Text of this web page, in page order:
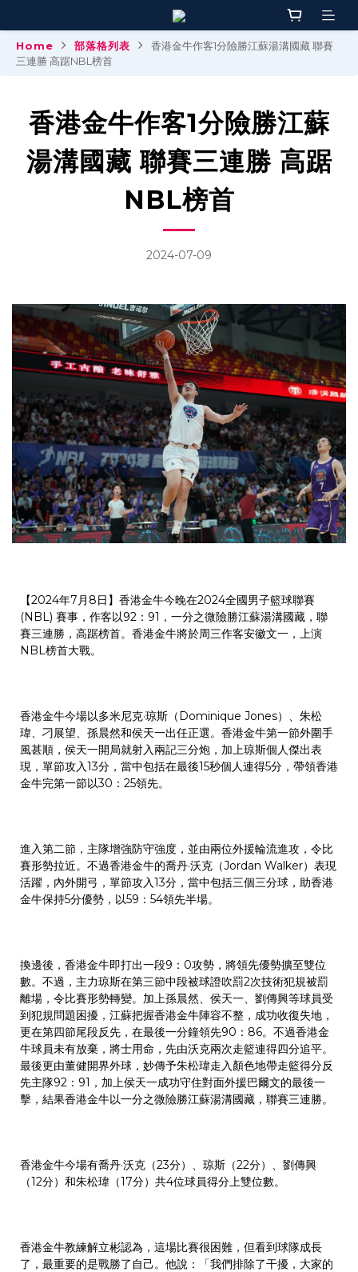
Home 部落格列表
香港金牛作客1分險勝江蘇湯溝國藏 聯賽
三連勝 高踞NBL榜首
香港金牛作客1分險勝江蘇
湯溝國藏 聯賽三連勝 高踞
NBL榜首
2024-07-09
【2024年7月8日】香港金牛今晚在2024全國男子籃球聯賽
(NBL) 賽事，作客以92：91，一分之微險勝江蘇湯溝國藏，聯
賽三連勝，高踞榜首。香港金牛將於周三作客安徽文一，上演
NBL榜首大戰。
香港金牛今場以多米尼克·琼斯（Dominique Jones）、朱松
瑋、刁展望、孫晨然和侯天一出任正選。香港金牛第一節外圍手
風甚順，侯天一開局就射入兩記三分炮，加上琼斯個人傑出表
現，單節攻入13分，當中包括在最後15秒個人連得5分，帶領香港
金牛完第一節以30：25領先。
進入第二節，主隊增強防守強度，並由兩位外援輪流進攻，令比
賽形勢拉近。不過香港金牛的喬丹·沃克（Jordan Walker）表現
活躍，內外開弓，單節攻入13分，當中包括三個三分球，助香港
金牛保持5分優勢，以59：54領先半場。
換邊後，香港金牛即打出一段9：0攻勢，將領先優勢擴至雙位
數。不過，主力琼斯在第三節中段被球證吹罰2次技術犯規被罰
離場，令比賽形勢轉變。加上孫晨然、侯天一、劉傳興等球員受
到犯規問題困擾，江蘇把握香港金牛陣容不整，成功收復失地，
更在第四節尾段反先，在最後一分鐘領先90：86。不過香港金
牛球員未有放棄，將士用命，先由沃克兩次走籃連得四分追平。
最後更由董健開界外球，妙傳予朱松瑋走入顏色地帶走籃得分反
先主隊92：91，加上侯天一成功守住對面外援巴爾文的最後一
擊，結果香港金牛以一分之微險勝江蘇湯溝國藏，聯賽三連勝。
香港金牛今場有喬丹·沃克（23分）、琼斯（22分）、劉傳興
（12分）和朱松瑋（17分）共4位球員得分上雙位數。
香港金牛教練解立彬認為，這場比賽很困難，但看到球隊成長
了，最重要的是戰勝了自己。他說：「我們排除了干擾，大家的